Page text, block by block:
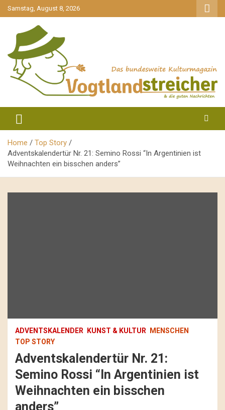
gehe
zum
Samstag, August 8, 2026
Vogtlandstreicher
Home
Top Story
Adventskalendertür Nr. 21: Semino Rossi “In Argentinien ist
Weihnachten ein bisschen anders”
ADVENTSKALENDER KUNST & KULTUR
MENSCHEN
TOP STORY
Adventskalendertür Nr. 21:
Semino Rossi “In Argentinien ist
Weihnachten ein bisschen
anders”